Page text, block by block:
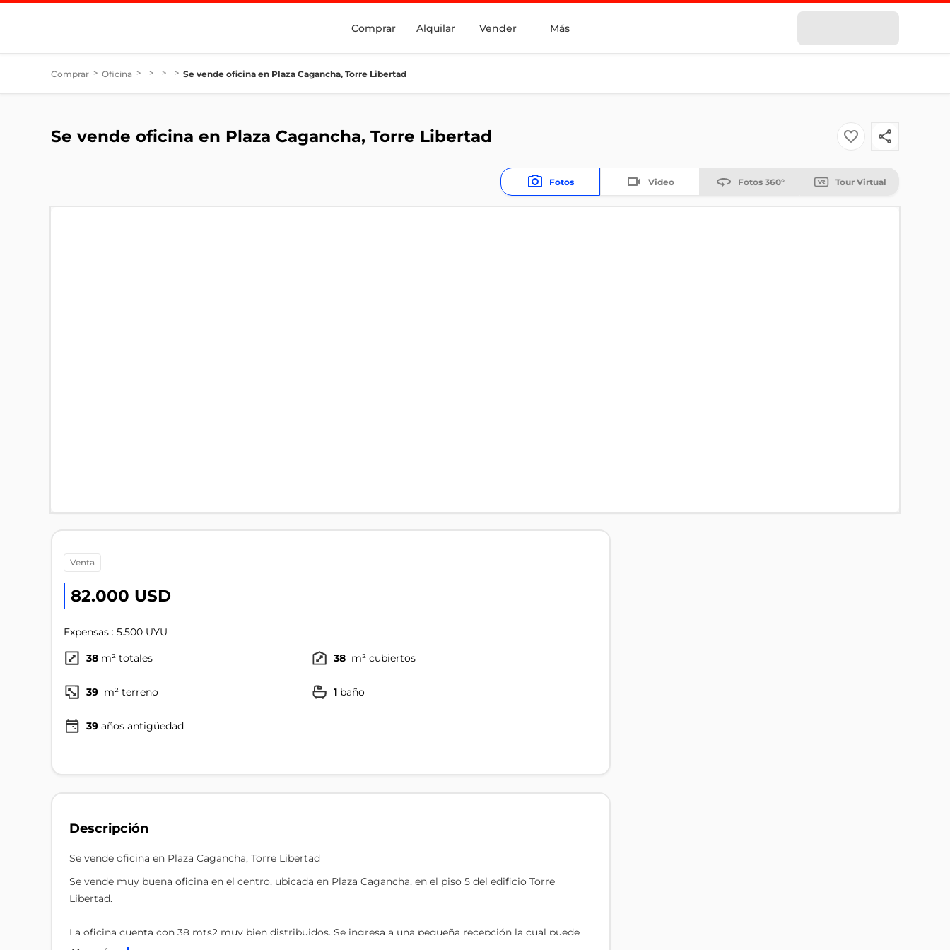
Comprar Alquilar Vender Más
Comprar > Oficina > > > > Se vende oficina en Plaza Cagancha, Torre Libertad
Se vende oficina en Plaza Cagancha, Torre Libertad
Fotos Video Fotos 360° Tour Virtual
venta
82.000 USD
Expensas : 5.500 UYU
38 m² totales 38 m² cubiertos
39 m² terreno 1 baño
39 años antigüedad
Descripción
Se vende oficina en Plaza Cagancha, Torre Libertad
Se vende muy buena oficina en el centro, ubicada en Plaza Cagancha, en el piso 5 del edificio Torre
Libertad.
La oficina cuenta con 38 mts2 muy bien distribuidos. Se ingresa a una pequeña recepción la cual puede